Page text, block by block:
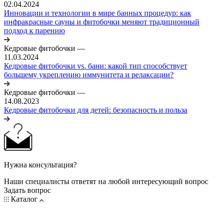
02.04.2024
Инновации и технологии в мире банных процедур: как
инфракрасные сауны и фитобочки меняют традиционный
подход к парению
Кедровые фитобочки —
11.03.2024
Кедровые фитобочки vs. бани: какой тип способствует
большему укреплению иммунитета и релаксации?
Кедровые фитобочки —
14.08.2023
Кедровые фитобочки для детей: безопасность и польза
Нужна консультация?
Наши специалисты ответят на любой интересующий вопрос
Задать вопрос
Каталог